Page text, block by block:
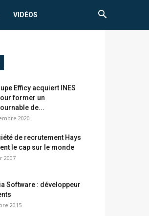
VIDÉOS
Efficy acquiert INES
former un
de...
2020
de recrutement Hays
le cap sur le monde
2007
Software : développeur
2015